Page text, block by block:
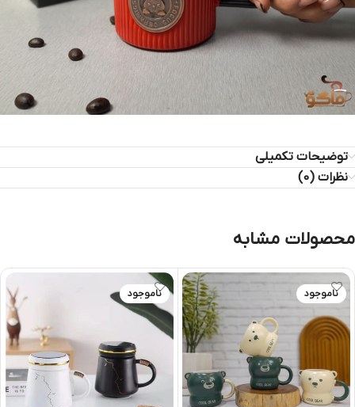
توضیحات تکمیلی
نظرات (0)
محصولات مشابه
ناموجود ناموجود